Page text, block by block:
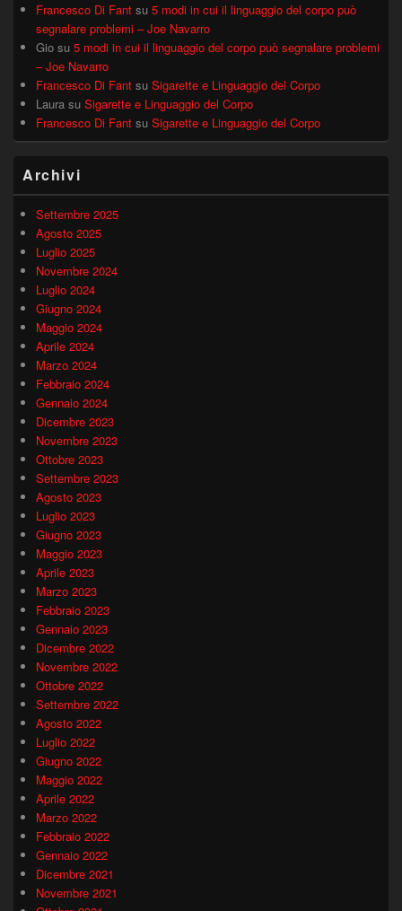
Francesco Di Fant su 5 modi in cui il linguaggio del corpo può
segnalare problemi – Joe Navarro
Gio su 5 modi in cui il linguaggio del corpo può segnalare problemi
– Joe Navarro
Francesco Di Fant su Sigarette e Linguaggio del Corpo
Laura su Sigarette e Linguaggio del Corpo
Francesco Di Fant su Sigarette e Linguaggio del Corpo
Archivi
Settembre 2025
Agosto 2025
Luglio 2025
Novembre 2024
Luglio 2024
Giugno 2024
Maggio 2024
Aprile 2024
Marzo 2024
Febbraio 2024
Gennaio 2024
Dicembre 2023
Novembre 2023
Ottobre 2023
Settembre 2023
Agosto 2023
Luglio 2023
Giugno 2023
Maggio 2023
Aprile 2023
Marzo 2023
Febbraio 2023
Gennaio 2023
Dicembre 2022
Novembre 2022
Ottobre 2022
Settembre 2022
Agosto 2022
Luglio 2022
Giugno 2022
Maggio 2022
Aprile 2022
Marzo 2022
Febbraio 2022
Gennaio 2022
Dicembre 2021
Novembre 2021